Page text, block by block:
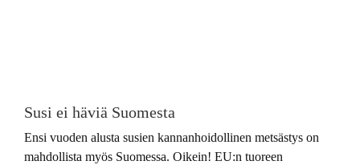
Susi ei häviä Suomesta
Ensi vuoden alusta susien kannanhoidollinen metsästys on
mahdollista myös Suomessa. Oikein! EU:n tuoreen